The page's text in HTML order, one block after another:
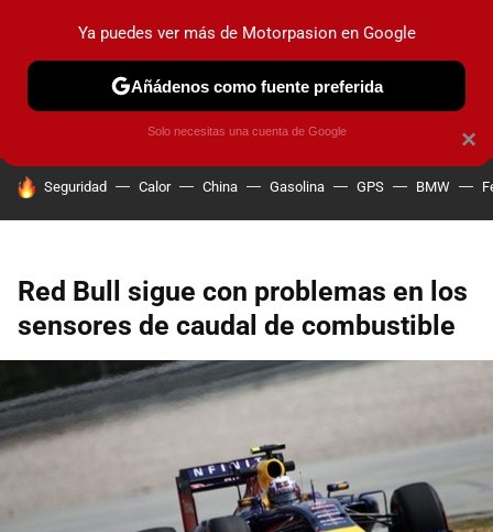
PRUEBAS COCHES ELÉCTRICOS OBSERVATORIO
HOY SE HABLA DE
Seguridad Calor China Gasolina GPS BMW
Red Bull sigue con problemas en los
sensores de caudal de combustible
×
Ya puedes ver más de Motorpasion en Google
Añádenos como fuente preferida
Solo necesitas una cuenta de Google